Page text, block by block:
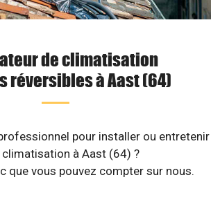
de climatisation
réversibles à Aast (64)
pour installer ou entretenir
à Aast (64) ?
que vous pouvez compter sur nous.